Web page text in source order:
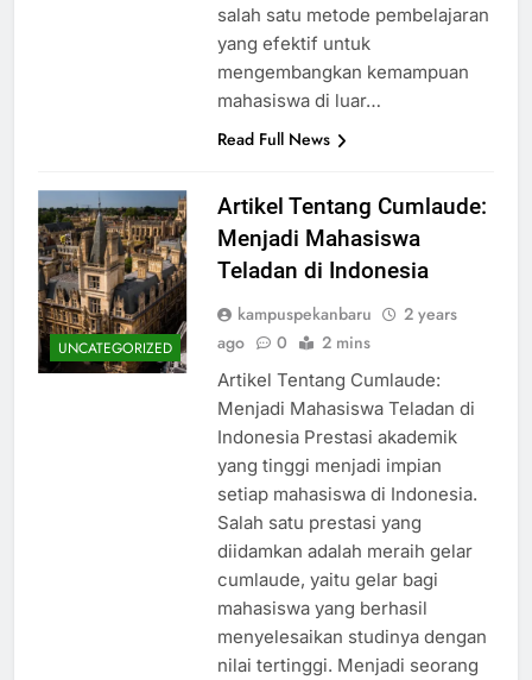
salah satu metode pembelajaran
yang efektif untuk
mengembangkan kemampuan
mahasiswa di luar…
Read Full News
UNCATEGORIZED
Artikel Tentang Cumlaude:
Menjadi Mahasiswa
Teladan di Indonesia
kampuspekanbaru
2 years
ago
0 2 mins
Artikel Tentang Cumlaude:
Menjadi Mahasiswa Teladan di
Indonesia Prestasi akademik
yang tinggi menjadi impian
setiap mahasiswa di Indonesia.
Salah satu prestasi yang
diidamkan adalah meraih gelar
cumlaude, yaitu gelar bagi
mahasiswa yang berhasil
menyelesaikan studinya dengan
nilai tertinggi. Menjadi seorang